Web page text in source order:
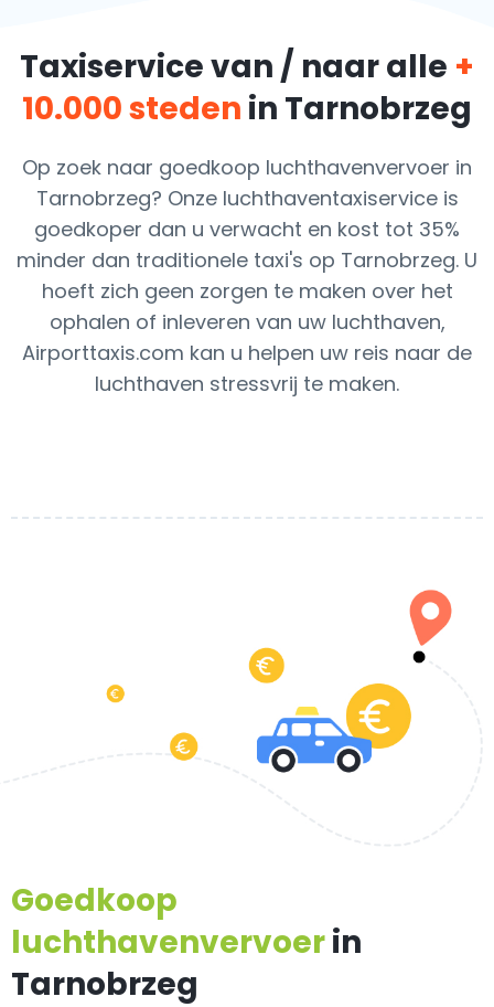
Taxiservice van / naar alle +
10.000 steden in Tarnobrzeg
Op zoek naar goedkoop luchthavenvervoer in
Tarnobrzeg? Onze luchthaventaxiservice is
goedkoper dan u verwacht en kost tot 35%
minder dan traditionele taxi's op Tarnobrzeg. U
hoeft zich geen zorgen te maken over het
ophalen of inleveren van uw luchthaven,
Airporttaxis.com kan u helpen uw reis naar de
luchthaven stressvrij te maken.
Goedkoop
luchthavenvervoerin
Tarnobrzeg